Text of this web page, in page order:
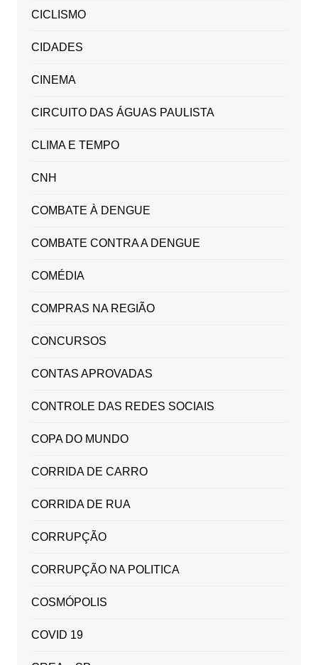
CICLISMO
CIDADES
CINEMA
CIRCUITO DAS ÁGUAS PAULISTA
CLIMA E TEMPO
CNH
COMBATE À DENGUE
COMBATE CONTRA A DENGUE
COMÉDIA
COMPRAS NA REGIÃO
CONCURSOS
CONTAS APROVADAS
CONTROLE DAS REDES SOCIAIS
COPA DO MUNDO
CORRIDA DE CARRO
CORRIDA DE RUA
CORRUPÇÃO
CORRUPÇÃO NA POLITICA
COSMÓPOLIS
COVID 19